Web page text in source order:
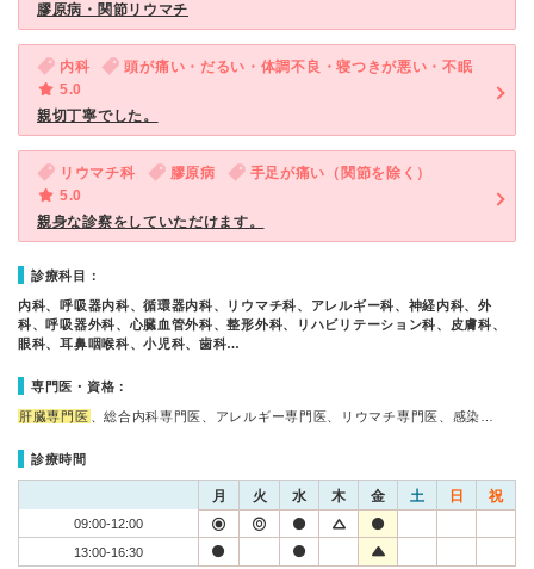
膠原病・関節リウマチ
内科
頭が痛い・だるい・体調不良・寝つきが悪い・不眠
5.0
親切丁寧でした。
リウマチ科 膠原病
手足が痛い（関節を除く）
5.0
親身な診察をしていただけます。
診療科目：
内科、呼吸器内科、循環器内科、リウマチ科、アレルギー科、神経内科、外
科、呼吸器外科、心臓血管外科、整形外科、リハビリテーション科、皮膚科、
眼科、耳鼻咽喉科、小児科、歯科…
専門医・資格：
肝臓専門医 、総合内科専門医、アレルギー専門医、リウマチ専門医、感染…
診療時間
月 火 水 木 金 土 日 祝
09:00-12:00
13:00-16:30